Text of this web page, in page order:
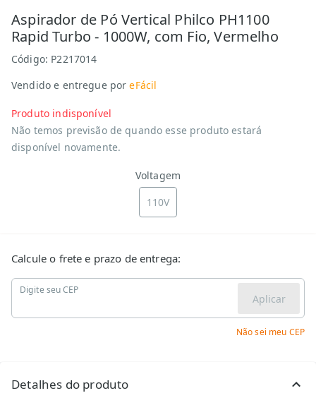
Aspirador de Pó Vertical Philco PH1100
Rapid Turbo - 1000W, com Fio, Vermelho
Código: P2217014
Vendido e entregue por eFácil
Produto indisponível
Não temos previsão de quando esse produto estará
disponível novamente.
Voltagem
110V
Calcule o frete e prazo de entrega:
Digite seu CEP
Aplicar
Não sei meu CEP
Detalhes do produto